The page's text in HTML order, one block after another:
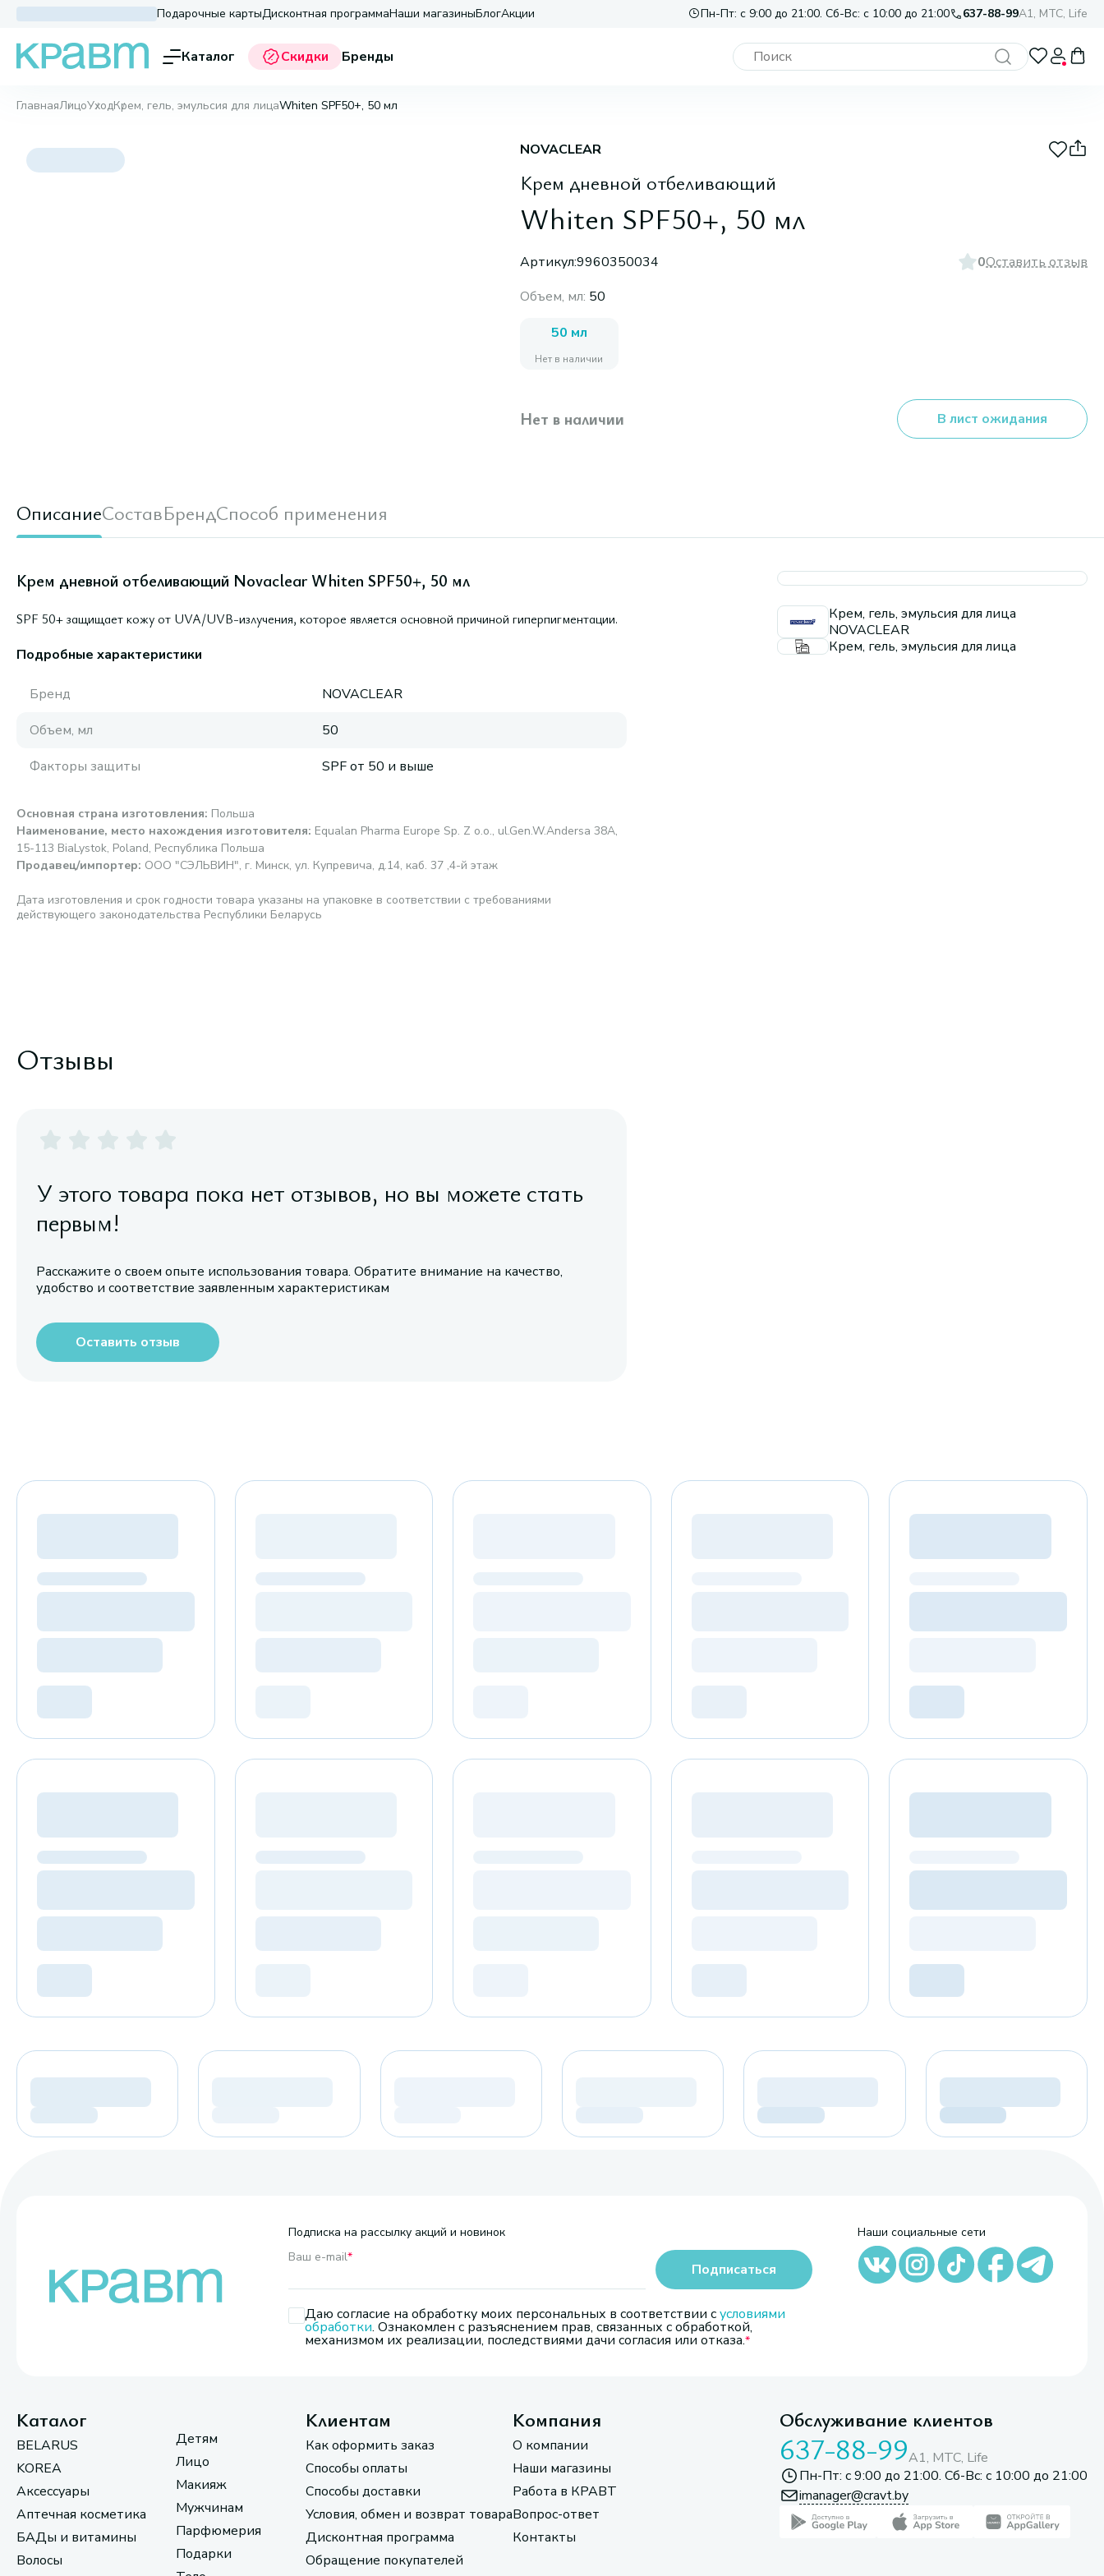
Подарочные картыДисконтная программаНаши магазиныБлогАкции Пн-Пт: с 9:00 до 21:00. Сб-Вс: с 10:00 до 21:00 637-88-99A1, МТС, Life
Каталог Скидки Бренды
ГлавнаяЛицоУходКрем, гель, эмульсия для лицаWhiten SPF50+, 50 мл
NOVACLEAR
Крем дневной отбеливающий
Whiten SPF50+, 50 мл
Артикул:9960350034 0Оставить отзыв
Объем, мл: 50
50 мл
Нет в наличии
Нет в наличии В лист ожидания
ОписаниеСоставБрендСпособ применения
Крем дневной отбеливающий Novaclear Whiten SPF50+, 50 мл
SPF 50+ защищает кожу от UVA/UVB-излучения, которое является основной причиной гиперпигментации.
Подробные характеристики
Бренд
NOVACLEAR
Объем, мл
50
Факторы защиты
SPF от 50 и выше
Основная страна изготовления: Польша
Наименование, место нахождения изготовителя: Equalan Pharma Europe Sp. Z o.o., ul.Gen.W.Andersa 38A,
15-113 BiaLystok, Poland, Республика Польша
Продавец/импортер: ООО "СЭЛЬВИН", г. Минск, ул. Купревича, д.14, каб. 37 ,4-й этаж
Дата изготовления и срок годности товара указаны на упаковке в соответствии с требованиями
действующего законодательства Республики Беларусь
Крем, гель, эмульсия для лица
NOVACLEAR
Крем, гель, эмульсия для лица
Отзывы
У этого товара пока нет отзывов, но вы можете стать
первым!
Расскажите о своем опыте использования товара. Обратите внимание на качество,
удобство и соответствие заявленным характеристикам
Оставить отзыв
Подписка на рассылку акций и новинок
Ваш e-mail*
Даю согласие на обработку моих персональных в соответствии сусловиями
обработки. Ознакомлен с разъяснением прав, связанных с обработкой,
механизмом их реализации, последствиями дачи согласия или отказа.
Подписаться
Наши социальные сети
Каталог
BELARUS
KOREA
Аксессуары
Аптечная косметика
БАДы и витамины
Волосы
Детям
Лицо
Макияж
Мужчинам
Парфюмерия
Подарки
Клиентам
Как оформить заказ
Способы оплаты
Способы доставки
Условия, обмен и возврат товара
Дисконтная программа
Обращение покупателей
Компания
О компании
Наши магазины
Работа в КРАВТ
Вопрос-ответ
Контакты
Обслуживание клиентов
637-88-99A1, МТС, Life
Пн-Пт: с 9:00 до 21:00. Сб-Вс: с 10:00 до 21:00
imanager@cravt.by